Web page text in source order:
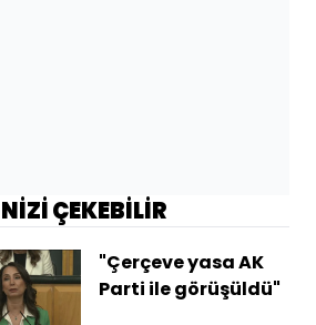
ÇEKEBİLİR
"Çerçeve yasa AK
Parti ile görüşüldü"